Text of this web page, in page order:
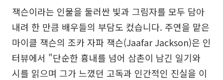
잭슨이라는 인물을 둘러싼 빛과 그림자를 모두 담아
내려 한 만큼 배우들의 부담도 컸습니다. 주연을 맡은
마이클 잭슨의 조카 자파 잭슨(Jaafar Jackson)은 인
터뷰에서 "단순한 흉내를 넘어 삼촌이 남긴 일기와
시를 읽으며 그가 느꼈던 고독과 인간적인 진실을 이